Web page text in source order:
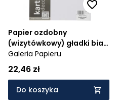
Papier ozdobny
(wizytówkowy) gładki biały
A4 - biały 160 g (202821)
Galeria Papieru
22,46 zł
Do koszyka